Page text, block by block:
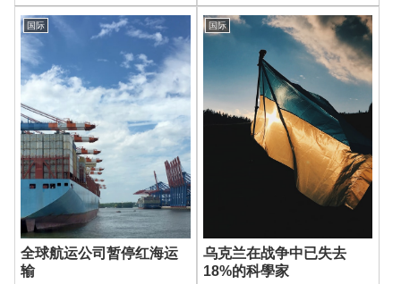
国际
全球航运公司暂停红海运
输
国际
乌克兰在战争中已失去
18%的科學家